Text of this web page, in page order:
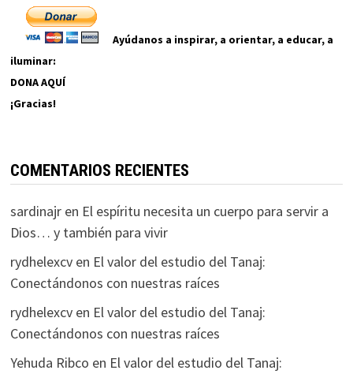
Ayúdanos a inspirar, a orientar, a educar, a
iluminar:
DONA AQUÍ
¡Gracias!
COMENTARIOS RECIENTES
sardinajren El espíritu necesita un cuerpo para servir a
Dios… y también para vivir
rydhelexcven El valor del estudio del Tanaj:
Conectándonos con nuestras raíces
rydhelexcven El valor del estudio del Tanaj:
Conectándonos con nuestras raíces
Yehuda Ribco en El valor del estudio del Tanaj: